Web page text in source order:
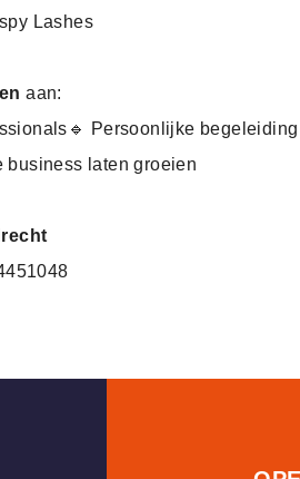
Lashes
aan:
🔹 Persoonlijke begeleiding
business laten groeien